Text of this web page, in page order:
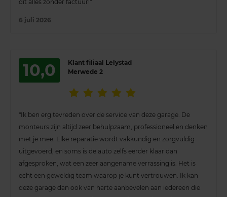
dit alles zonder factuur!"
6 juli 2026
10,0
Klant filiaal Lelystad
Merwede 2
"Ik ben erg tevreden over de service van deze garage. De
monteurs zijn altijd zeer behulpzaam, professioneel en denken
met je mee. Elke reparatie wordt vakkundig en zorgvuldig
uitgevoerd, en soms is de auto zelfs eerder klaar dan
afgesproken, wat een zeer aangename verrassing is. Het is
echt een geweldig team waarop je kunt vertrouwen. Ik kan
deze garage dan ook van harte aanbevelen aan iedereen die